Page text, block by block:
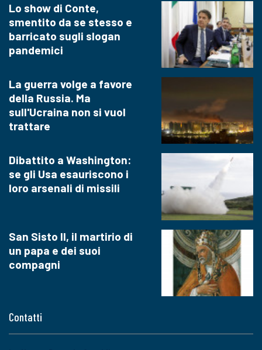
Contatti
Lo show di Conte,
smentito da se stesso e
barricato sugli slogan
pandemici
La guerra volge a favore
della Russia. Ma
sull'Ucraina non si vuol
trattare
Dibattito a Washington:
se gli Usa esauriscono i
loro arsenali di missili
San Sisto II, il martirio di
un papa e dei suoi
compagni